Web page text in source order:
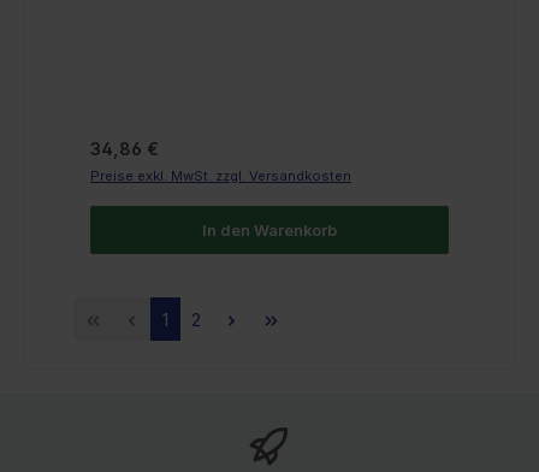
Regulärer Preis:
34,86 €
Preise exkl. MwSt. zzgl. Versandkosten
In den Warenkorb
Seite
1 Seite
2